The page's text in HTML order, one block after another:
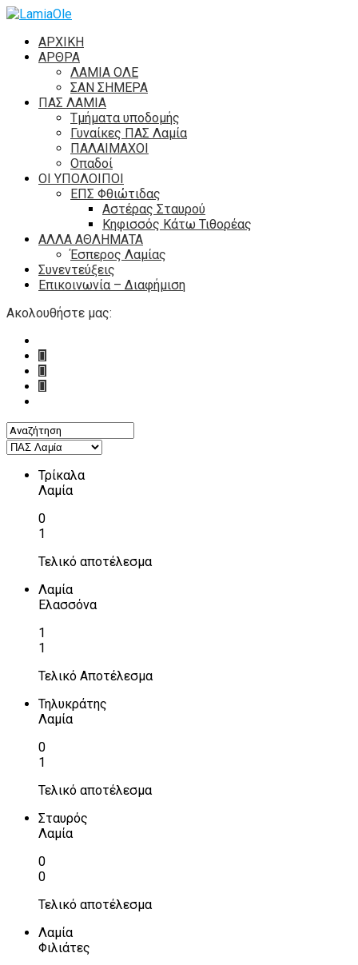
ΑΡΧΙΚΗ
ΑΡΘΡΑ
ΛΑΜΙΑ ΟΛΕ
ΣΑΝ ΣΗΜΕΡΑ
ΠΑΣ ΛΑΜΙΑ
Τμήματα υποδομής
Γυναίκες ΠΑΣ Λαμία
ΠΑΛΑΙΜΑΧΟΙ
Οπαδοί
ΟΙ ΥΠΟΛΟΙΠΟΙ
ΕΠΣ Φθιώτιδας
Αστέρας Σταυρού
Κηφισσός Κάτω Τιθορέας
ΑΛΛΑ ΑΘΛΗΜΑΤΑ
Έσπερος Λαμίας
Συνεντεύξεις
Επικοινωνία – Διαφήμιση
Ακολουθήστε μας:
Τρίκαλα
Λαμία
0
1
Τελικό αποτέλεσμα
Λαμία
Ελασσόνα
1
1
Τελικό Αποτέλεσμα
Τηλυκράτης
Λαμία
0
1
Τελικό αποτέλεσμα
Σταυρός
Λαμία
0
0
Τελικό αποτέλεσμα
Λαμία
Φιλιάτες